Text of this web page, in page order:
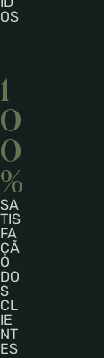
OS
1
0
0
%
SA
TIS
FA
ÇÃ
O
DO
S
CL
IE
NT
ES